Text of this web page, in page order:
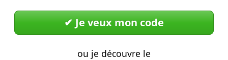
✔︎ Je veux mon code
ou je découvre le